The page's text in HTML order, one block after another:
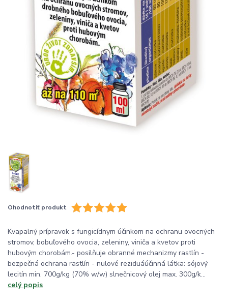
Ohodnotiť produkt
Kvapalný prípravok s fungicídnym účinkom na ochranu ovocných
stromov, bobuľového ovocia, zeleniny, viniča a kvetov proti
hubovým chorobám.- posilňuje obranné mechanizmy rastlín -
bezpečná ochrana rastlín - nulové reziduáúčinná látka: sójový
lecitín min. 700g/kg (70% w/w) slnečnicový olej max. 300g/k...
celý popis